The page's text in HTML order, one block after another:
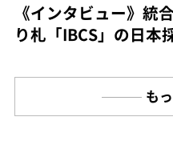
《インタビュー》統
り札「IBCS」の日本
も